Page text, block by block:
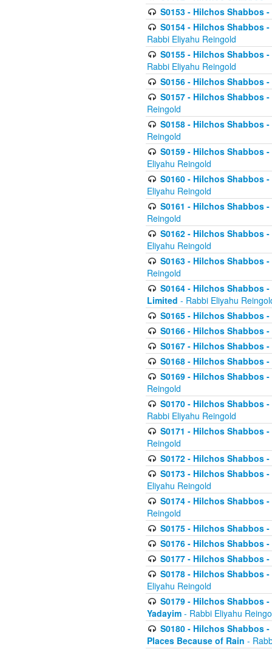
S0153 - Hilchos Shabbos
S0154 - Hilchos Shabbos
Rabbi Eliyahu Reingold
S0155 - Hilchos Shabbos
Rabbi Eliyahu Reingold
S0156 - Hilchos Shabbos
S0157 - Hilchos Shabbos
Reingold
S0158 - Hilchos Shabbos
Reingold
S0159 - Hilchos Shabbos
Eliyahu Reingold
S0160 - Hilchos Shabbos
Eliyahu Reingold
S0161 - Hilchos Shabbos
Reingold
S0162 - Hilchos Shabbos
Eliyahu Reingold
S0163 - Hilchos Shabbos
Reingold
S0164 - Hilchos Shabbos
Limited - Rabbi Eliyahu
S0165 - Hilchos Shabbos
S0166 - Hilchos Shabbos
S0167 - Hilchos Shabbos
S0168 - Hilchos Shabbos
S0169 - Hilchos Shabbos
Reingold
S0170 - Hilchos Shabbos
Rabbi Eliyahu Reingold
S0171 - Hilchos Shabbos
Reingold
S0172 - Hilchos Shabbos
S0173 - Hilchos Shabbos
Eliyahu Reingold
S0174 - Hilchos Shabbos
Reingold
S0175 - Hilchos Shabbos
S0176 - Hilchos Shabbos
S0177 - Hilchos Shabbos
S0178 - Hilchos Shabbos
Eliyahu Reingold
S0179 - Hilchos Shabbos
Yadayim - Rabbi Eliyahu
S0180 - Hilchos Shabbos
Places Because of Rain -